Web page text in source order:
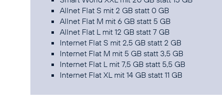
Allnet Flat S mit 2 GB statt 0 GB
Allnet Flat M mit 6 GB statt 5 GB
Allnet Flat L mit 12 GB statt 7 GB
Internet Flat S mit 2,5 GB statt 2 GB
Internet Flat M mit 5 GB statt 3,5 GB
Internet Flat L mit 7,5 GB statt 5,5 GB
Internet Flat XL mit 14 GB statt 11 GB